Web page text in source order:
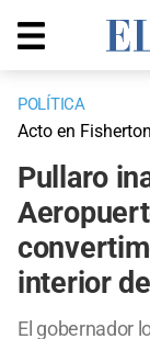
POLÍTICA
Acto en Fisherton
Pullaro
interior
El gobernador